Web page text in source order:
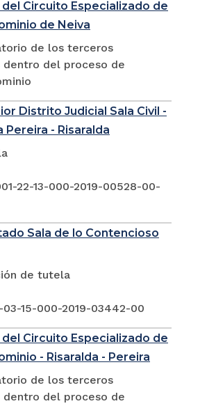
Circuito Especializado de
de Neiva
de los terceros
dentro del proceso de
Distrito Judicial Sala Civil -
Pereira - Risaralda
22-13-000-2019-00528-00-
Sala de lo Contencioso
de tutela
03-15-000-2019-03442-00
Circuito Especializado de
- Risaralda - Pereira
de los terceros
dentro del proceso de